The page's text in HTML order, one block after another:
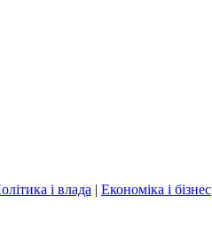
і влада | Економіка і бізнес